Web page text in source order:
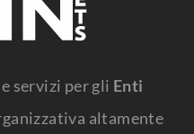
e servizi per gli Enti
altamente